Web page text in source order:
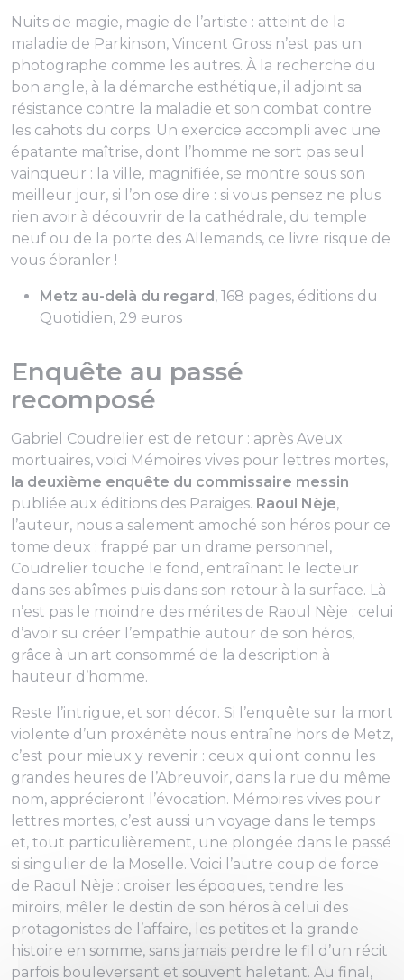
Nuits de magie, magie de l’artiste : atteint de la
maladie de Parkinson, Vincent Gross n’est pas un
photographe comme les autres. À la recherche du
bon angle, à la démarche esthétique, il adjoint sa
résistance contre la maladie et son combat contre
les cahots du corps. Un exercice accompli avec une
épatante maîtrise, dont l’homme ne sort pas seul
vainqueur : la ville, magnifiée, se montre sous son
meilleur jour, si l’on ose dire : si vous pensez ne plus
rien avoir à découvrir de la cathédrale, du temple
neuf ou de la porte des Allemands, ce livre risque de
vous ébranler !
Metz au-delà du regard, 168 pages, éditions du
Quotidien, 29 euros
Enquête au passé
recomposé
Gabriel Coudrelier est de retour : après Aveux
mortuaires, voici Mémoires vives pour lettres mortes,
la deuxième enquête du commissaire messin
publiée aux éditions des Paraiges. Raoul Nèje,
l’auteur, nous a salement amoché son héros pour ce
tome deux : frappé par un drame personnel,
Coudrelier touche le fond, entraînant le lecteur
dans ses abîmes puis dans son retour à la surface. Là
n’est pas le moindre des mérites de Raoul Nèje : celui
d’avoir su créer l’empathie autour de son héros,
grâce à un art consommé de la description à
hauteur d’homme.
Reste l’intrigue, et son décor. Si l’enquête sur la mort
violente d’un proxénète nous entraîne hors de Metz,
c’est pour mieux y revenir : ceux qui ont connu les
grandes heures de l’Abreuvoir, dans la rue du même
nom, apprécieront l’évocation. Mémoires vives pour
lettres mortes, c’est aussi un voyage dans le temps
et, tout particulièrement, une plongée dans le passé
si singulier de la Moselle. Voici l’autre coup de force
de Raoul Nèje : croiser les époques, tendre les
miroirs, mêler le destin de son héros à celui des
protagonistes de l’affaire, les petites et la grande
histoire en somme, sans jamais perdre le fil d’un récit
parfois bouleversant et souvent haletant. Au final,